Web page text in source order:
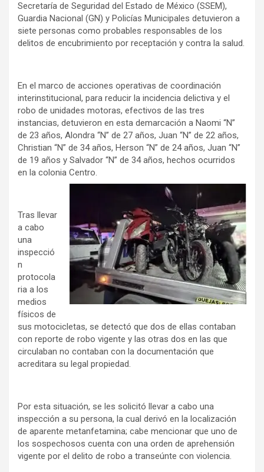
Secretaría de Seguridad del Estado de México (SSEM),
Guardia Nacional (GN) y Policías Municipales detuvieron a
siete personas como probables responsables de los
delitos de encubrimiento por receptación y contra la salud.
En el marco de acciones operativas de coordinación
interinstitucional, para reducir la incidencia delictiva y el
robo de unidades motoras, efectivos de las tres
instancias, detuvieron en esta demarcación a Naomi “N”
de 23 años, Alondra “N” de 27 años, Juan “N” de 22 años,
Christian “N” de 34 años, Herson “N” de 24 años, Juan “N”
de 19 años y Salvador “N” de 34 años, hechos ocurridos
en la colonia Centro.
Tras llevar
a cabo
una
inspecció
n
protocola
ria a los
medios
físicos de
sus motocicletas, se detectó que dos de ellas contaban
con reporte de robo vigente y las otras dos en las que
circulaban no contaban con la documentación que
acreditara su legal propiedad.
Por esta situación, se les solicitó llevar a cabo una
inspección a su persona, la cual derivó en la localización
de aparente metanfetamina; cabe mencionar que uno de
los sospechosos cuenta con una orden de aprehensión
vigente por el delito de robo a transeúnte con violencia.